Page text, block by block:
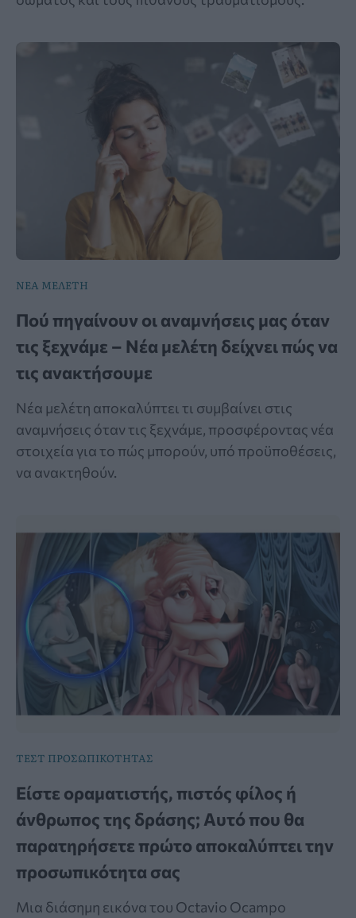
ΝΕΑ ΜΕΛΕΤΗ
Πού πηγαίνουν οι αναμνήσεις μας όταν
τις ξεχνάμε – Νέα μελέτη δείχνει πώς να
τις ανακτήσουμε
Νέα μελέτη αποκαλύπτει τι συμβαίνει στις
αναμνήσεις όταν τις ξεχνάμε, προσφέροντας νέα
στοιχεία για το πώς μπορούν, υπό προϋποθέσεις,
να ανακτηθούν.
ΤΕΣΤ ΠΡΟΣΩΠΙΚΟΤΗΤΑΣ
Είστε οραματιστής, πιστός φίλος ή
άνθρωπος της δράσης; Αυτό που θα
παρατηρήσετε πρώτο αποκαλύπτει την
προσωπικότητα σας
Μια διάσημη εικόνα του Octavio Ocampo